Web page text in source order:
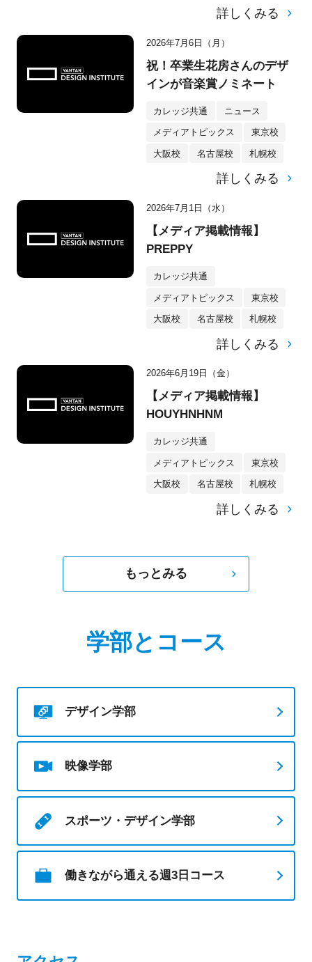
詳しくみる
2026年7月6日（月）
祝！卒業生花房さんのデザ
インが音楽賞ノミネート
カレッジ共通 ニュース
メディアトピックス 東京校
大阪校 名古屋校 札幌校
詳しくみる
2026年7月1日（水）
【メディア掲載情報】
PREPPY
カレッジ共通
メディアトピックス 東京校
大阪校 名古屋校 札幌校
詳しくみる
2026年6月19日（金）
【メディア掲載情報】
HOUYHNHNM
カレッジ共通
メディアトピックス 東京校
大阪校 名古屋校 札幌校
詳しくみる
もっとみる
学部とコース
デザイン学部
映像学部
スポーツ・デザイン学部
働きながら通える週3日コース